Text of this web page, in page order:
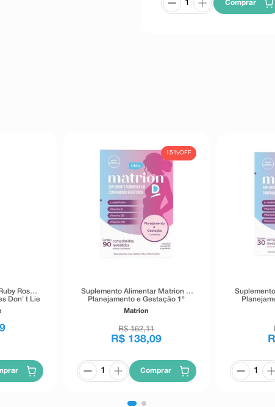
Comprar
Rose
Don' t Lie
15%OFF
Suplemento Alimentar Matrion D
Planejamento e Gestação 1°
Trimestre 90 Comprimidos
Revestidos
Matrion
R$ 162,11
R$ 138,09
Comprar